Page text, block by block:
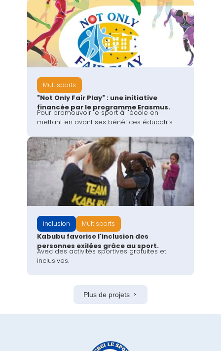
Multisports
"Not Only Fair Play" : une initiative
financée par le programme Erasmus.
Pour promouvoir le sport à l'école en
mettant en avant ses bénéfices éducatifs.
inclusion Multisports
Kabubu favorise l'inclusion des
personnes exilées grâce au sport.
Avec des activités sportives gratuites et
inclusives.
Plus de projets